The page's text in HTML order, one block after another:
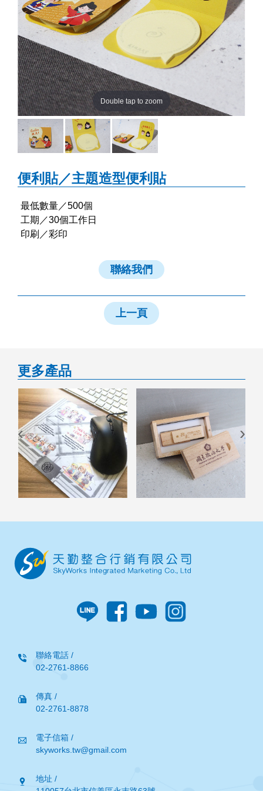
Double tap to zoom
便利貼／主題造型便利貼
最低數量／500個
工期／30個工作日
印刷／彩印
聯絡我們
上一頁
更多產品
‹ ›
聯絡電話 /
02-2761-8866
傳真 /
02-2761-8878
電子信箱 /
skyworks.tw@gmail.com
地址 /